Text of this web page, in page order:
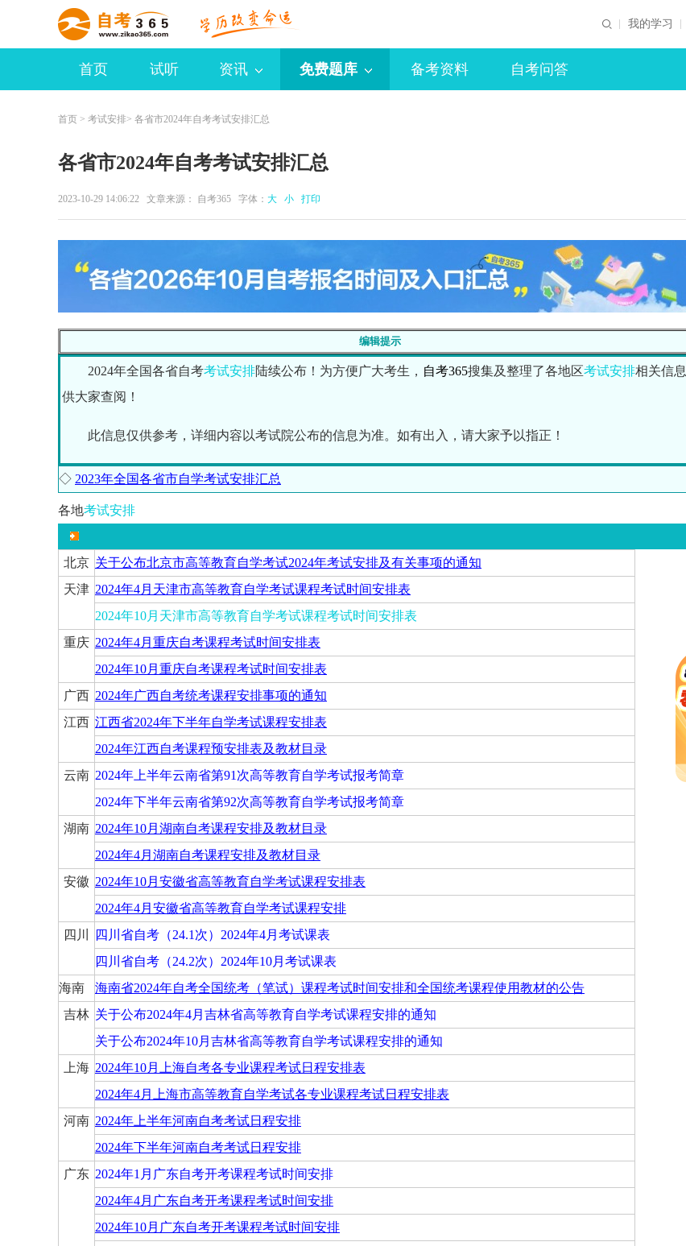
我的学习
首页 试听 资讯 免费题库 备考资料 自考问答
首页 > 考试安排> 各省市2024年自考考试安排汇总
各省市2024年自考考试安排汇总
2023-10-29 14:06:22 文章来源： 自考365 字体： 大 小 打印
编辑提示
2024年全国各省自考考试安排陆续公布！为方便广大考生， 自考365搜集及整理了各地区考试安排相关信息
供大家查阅！
此信息仅供参考，详细内容以考试院公布的信息为准。如有出入，请大家予以指正！
◇ 2023年全国各省市自学考试安排汇总
各地考试安排
北京 关于公布北京市高等教育自学考试2024年考试安排及有关事项的通知
天津 2024年4月天津市高等教育自学考试课程考试时间安排表
2024年10月天津市高等教育自学考试课程考试时间安排表
重庆 2024年4月重庆自考课程考试时间安排表
2024年10月重庆自考课程考试时间安排表
广西 2024年广西自考统考课程安排事项的通知
江西 江西省2024年下半年自学考试课程安排表
2024年江西自考课程预安排表及教材目录
云南 2024年上半年云南省第91次高等教育自学考试报考简章
2024年下半年云南省第92次高等教育自学考试报考简章
湖南 2024年10月湖南自考课程安排及教材目录
2024年4月湖南自考课程安排及教材目录
安徽 2024年10月安徽省高等教育自学考试课程安排表
2024年4月安徽省高等教育自学考试课程安排
四川
四川省自考（24.1次）2024年4月考试课表
四川省自考（24.2次）2024年10月考试课表
海南
海南省2024年自考全国统考（笔试）课程考试时间安排和全国统考课程使用教材的公告
吉林 关于公布2024年4月吉林省高等教育自学考试课程安排的通知
关于公布2024年10月吉林省高等教育自学考试课程安排的通知
上海 2024年10月上海自考各专业课程考试日程安排表
2024年4月上海市高等教育自学考试各专业课程考试日程安排表
河南 2024年上半年河南自考考试日程安排
2024年下半年河南自考考试日程安排
广东 2024年1月广东自考开考课程考试时间安排
2024年4月广东自考开考课程考试时间安排
2024年10月广东自考开考课程考试时间安排